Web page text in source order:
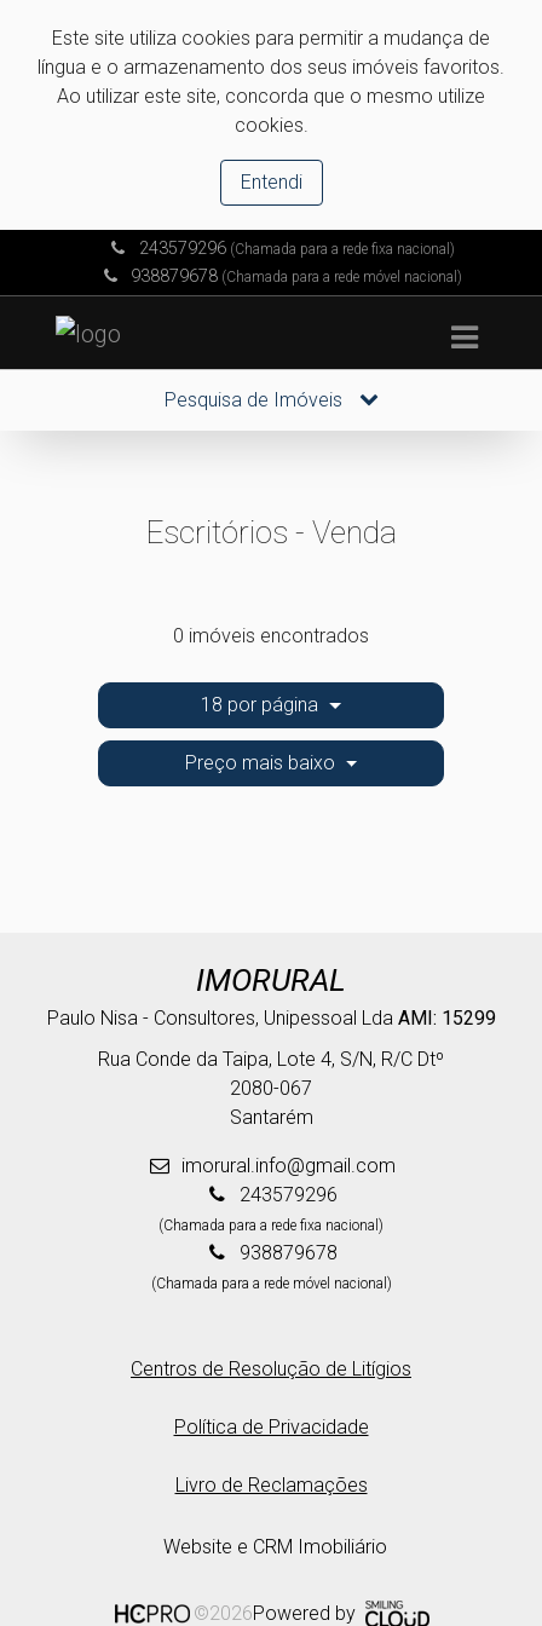
Este site utiliza cookies para permitir a mudança de
língua e o armazenamento dos seus imóveis favoritos.
Ao utilizar este site, concorda que o mesmo utilize
cookies.
Entendi
243579296(Chamada para a rede fixa nacional)
938879678 (Chamada para a rede móvel nacional)
Pesquisa de Imóveis
Escritórios - Venda
0 imóveis encontrados
18 por página
Preço mais baixo
IMORURAL
Paulo Nisa - Consultores, Unipessoal Lda AMI: 15299
Rua Conde da Taipa, Lote 4, S/N, R/C Dtº
2080-067
Santarém
imorural.info@gmail.com
243579296
(Chamada para a rede fixa nacional)
938879678
(Chamada para a rede móvel nacional)
Centros de Resolução de Litígios
Política de Privacidade
Livro de Reclamações
Website e CRM Imobiliário
©2026Powered by